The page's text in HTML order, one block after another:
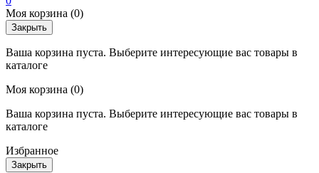
Моя корзина (0)
Закрыть
Ваша корзина пуста. Выберите интересующие вас товары в
каталоге
Моя корзина (0)
Ваша корзина пуста. Выберите интересующие вас товары в
каталоге
Избранное
Закрыть